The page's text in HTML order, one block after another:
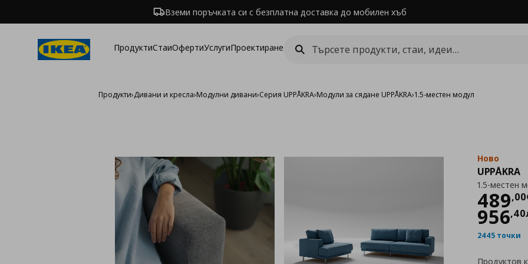
Вземи поръчката си с безплатна доставка до мобилен хъб
ПродуктиСтаиОфертиУслугиПроектиране
Продукти›Дивани и кресла›Модулни дивани›Серия UPPÅKRA›Модули за сядане UPPÅKRA›1.5-местен модул
Ново
UPPÅKRA
1.5-местен
489,00
956,40
2445 точки
Продуктов